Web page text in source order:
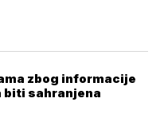
zbog informacije
biti sahranjena